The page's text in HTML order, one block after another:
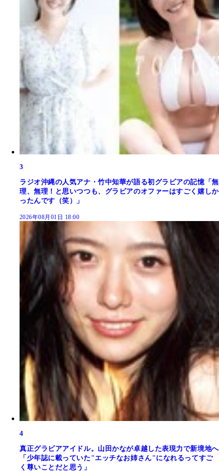
3
ラジオ沖縄の人気アナ・竹中知華が語る初グラビアの記憶「無
理、無理！と思いつつも、グラビアのオファーはすごく嬉しか
ったんです（笑）」
2026年08月01日 18:00
4
真正グラビアアイドル。山田かなが卓越した表現力で新境地へ
「少年誌に載っていた"エッチなお姉さん"になれるってすご
く尊いことだと思う」